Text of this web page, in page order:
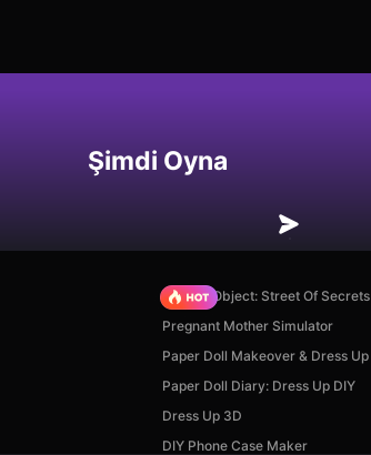
Şimdi Oyna
Hidden Object: Street Of Secrets
Pregnant Mother Simulator
Paper Doll Makeover & Dress Up
Paper Doll Diary: Dress Up DIY
Dress Up 3D
DIY Phone Case Maker